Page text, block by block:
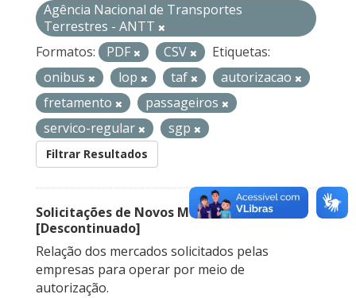
Agência Nacional de Transportes
Terrestres - ANTT
Formatos:
PDF CSV
Etiquetas:
onibus
lop taf
autorizacao
fretamento
passageiros
servico-regular
sgp
Filtrar Resultados
Solicitações de Novos Mercados
[Descontinuado]
Relação dos mercados solicitados pelas
empresas para operar por meio de
autorização.